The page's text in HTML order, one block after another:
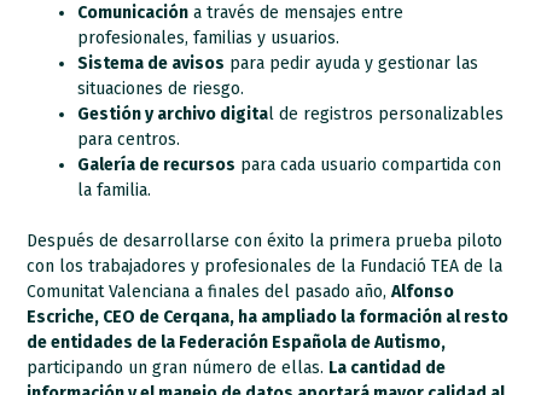
Comunicación a través de mensajes entre
profesionales, familias y usuarios.
Sistema de avisos para pedir ayuda y gestionar las
situaciones de riesgo.
Gestión y archivo digital de registros personalizables
para centros.
Galería de recursos para cada usuario compartida con
la familia.
Después de desarrollarse con éxito la primera prueba piloto
con los trabajadores y profesionales de la Fundació TEA de la
Comunitat Valenciana a finales del pasado año,Alfonso
Escriche, CEO de Cerqana, ha ampliado la formación al resto
de entidades de la Federación Española de Autismo,
participando un gran número de ellas. La cantidad de